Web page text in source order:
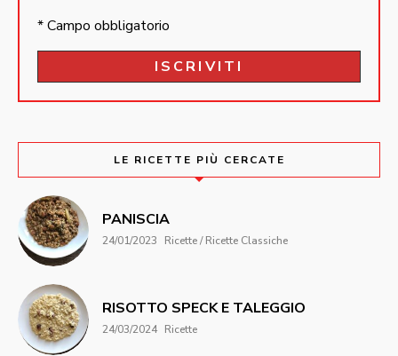
* Campo obbligatorio
LE RICETTE PIÙ CERCATE
PANISCIA
24/01/2023 Ricette / Ricette Classiche
RISOTTO SPECK E TALEGGIO
24/03/2024 Ricette